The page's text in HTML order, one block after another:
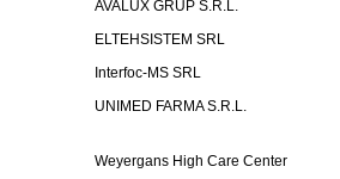
AVALUX GRUP S.R.L.
ELTEHSISTEM SRL
Interfoc-MS SRL
UNIMED FARMA S.R.L.
Weyergans High Care Center